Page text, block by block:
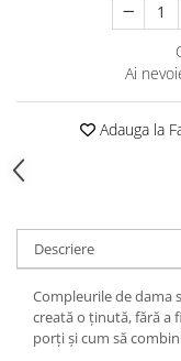
Ai
Adauga la
Descriere
Compleurile de dama
creată o ținută, fără a
porți și cum să